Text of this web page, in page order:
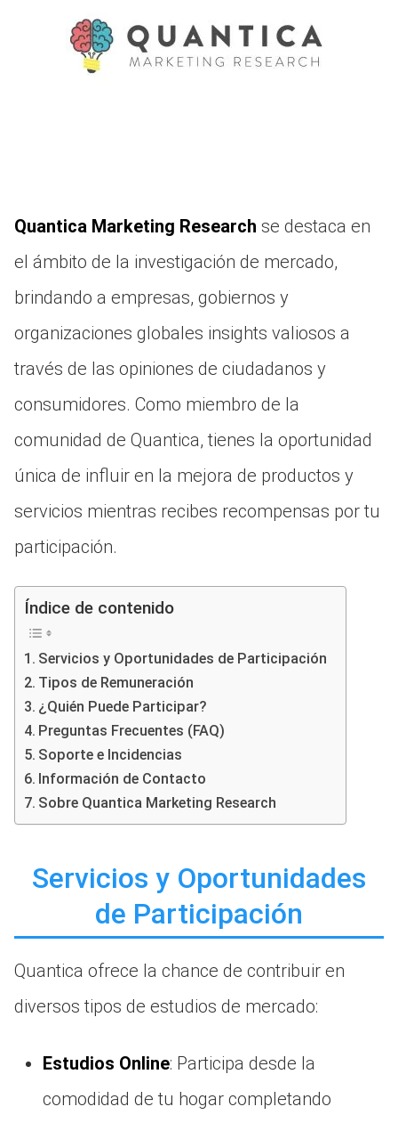
Quantica Marketing Research se destaca en
el ámbito de la investigación de mercado,
brindando a empresas, gobiernos y
organizaciones globales insights valiosos a
través de las opiniones de ciudadanos y
consumidores. Como miembro de la
comunidad de Quantica, tienes la oportunidad
única de influir en la mejora de productos y
servicios mientras recibes recompensas por tu
participación.
Índice de contenido
Servicios y Oportunidades de Participación
Tipos de Remuneración
¿Quién Puede Participar?
Preguntas Frecuentes (FAQ)
Soporte e Incidencias
Información de Contacto
Sobre Quantica Marketing Research
Servicios y Oportunidades
de Participación
Quantica ofrece la chance de contribuir en
diversos tipos de estudios de mercado:
Estudios Online: Participa desde la
comodidad de tu hogar completando